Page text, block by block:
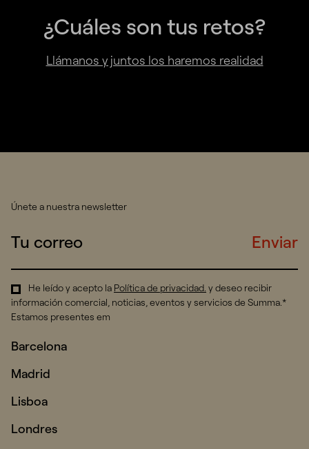
¿Cuáles son tus retos?
Llámanos y juntos los haremos realidad
Únete a nuestra newsletter
Enviar
He leído y acepto la Política de privacidad. y deseo recibir
información comercial, noticias, eventos y servicios de Summa.*
Estamos presentes em
Barcelona
Madrid
Lisboa
Londres